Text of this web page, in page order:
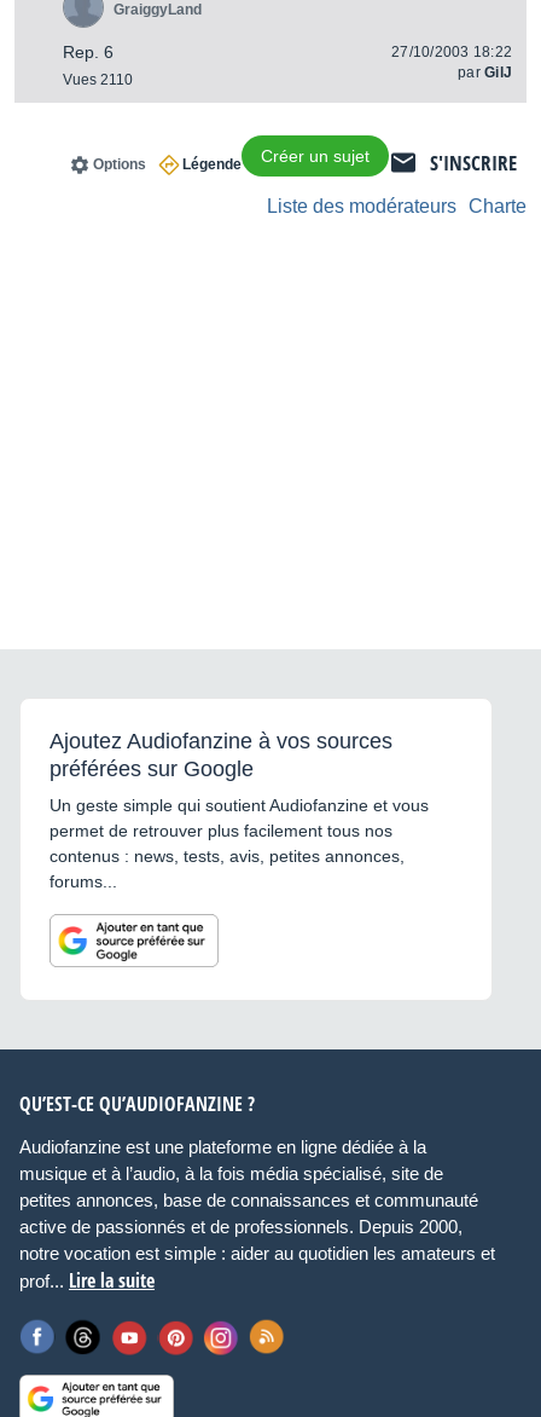
Rep. 6
Vues 2110
GraiggyLand
27/10/2003 18:22
parGilJ
S'INSCRIRE
Créer un sujet
Légende
Options
Charte
Liste des modérateurs
Ajoutez Audiofanzine à vos sources
préférées sur Google
Un geste simple qui soutient Audiofanzine et vous
permet de retrouver plus facilement tous nos
contenus : news, tests, avis, petites annonces,
forums...
QU’EST-CE QU’AUDIOFANZINE ?
Audiofanzine est une plateforme en ligne dédiée à la
musique et à l’audio, à la fois média spécialisé, site de
petites annonces, base de connaissances et communauté
active de passionnés et de professionnels. Depuis 2000,
notre vocation est simple : aider au quotidien les amateurs et
prof... Lire la suite